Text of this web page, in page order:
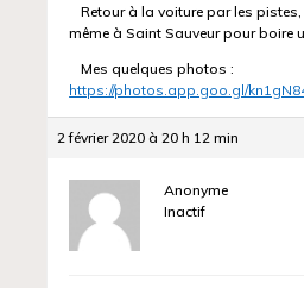
Retour à la voiture par les
même à Saint Sauveur pour boire
Mes quelques photos :
https://photos.app.goo.gl/
2 février 2020 à 20 h 12 min
Anonyme
Inactif